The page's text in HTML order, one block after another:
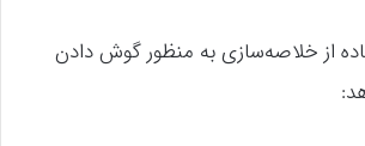
از خلاصه‌سازی به منظور گوش دادن